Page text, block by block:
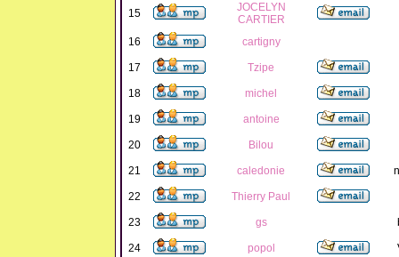
15
JOCELYN
CARTIER
16
cartigny
17 Tzipe
18 michel
19 antoine
20 Bilou
21 caledonie
22 Thierry Paul
23 gs
24 popol